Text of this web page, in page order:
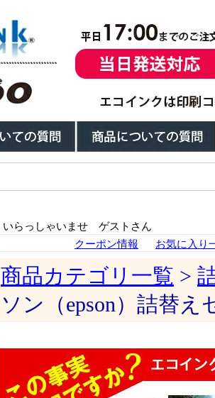
いらっしゃいませ ゲストさん
クーポン情報
お気に入り
商品カテゴリ一覧 >
ソン（epson）詰替え